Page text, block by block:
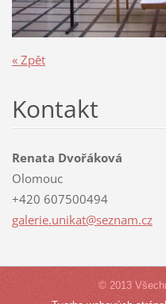
« Zpět
Kontakt
Renata Dvořáková
Olomouc
+420 607500494
galerie.unikat@seznam.cz
© 2013